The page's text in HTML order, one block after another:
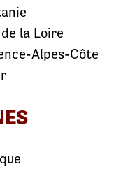
la Loire
Alpes-Côte